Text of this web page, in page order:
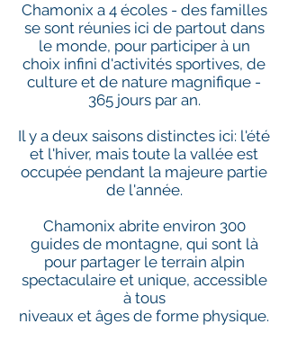
Chamonix a 4 écoles - des familles
se sont réunies ici de partout dans
le monde, pour participer à un
choix infini d'activités sportives, de
culture et de nature magnifique -
365 jours par an.
Il y a deux saisons distinctes ici: l'été
et l'hiver, mais toute la vallée est
occupée pendant la majeure partie
de l'année.
Chamonix abrite environ 300
guides de montagne, qui sont là
pour partager le terrain alpin
spectaculaire et unique, accessible
à tous
niveaux et âges de forme physique.